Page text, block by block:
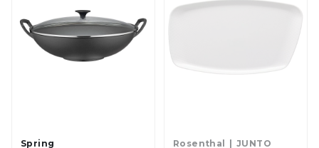
Spring Rosenthal JUNTO